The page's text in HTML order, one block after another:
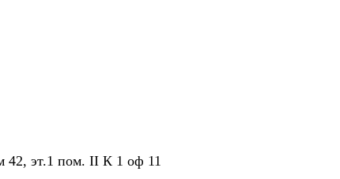
42, эт.1 пом. II К 1 оф 11